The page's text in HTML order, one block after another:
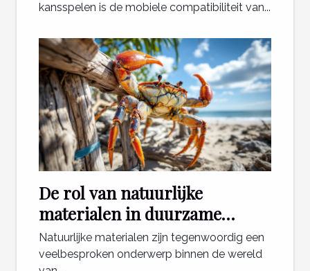
kansspelen is de mobiele compatibiliteit van...
De rol van natuurlijke
materialen in duurzame
krabpalen
Natuurlijke materialen zijn tegenwoordig een
veelbesproken onderwerp binnen de wereld